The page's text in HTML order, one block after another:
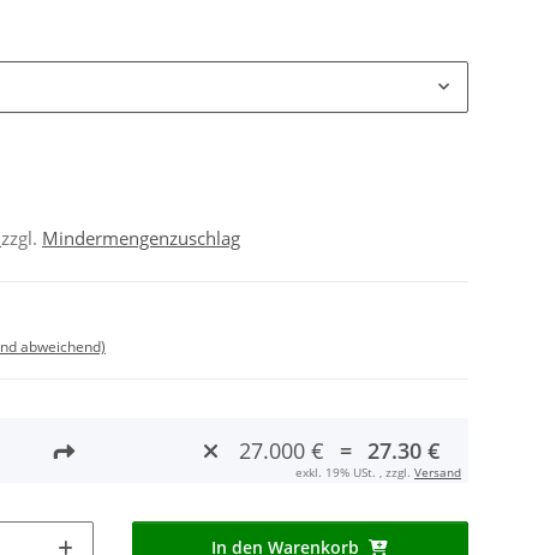
zzgl. Mindermengenzuschlag
abweichend)
27.000 € = 27.30 €
exkl. 19% USt. , zzgl. Versand
In den Warenkorb